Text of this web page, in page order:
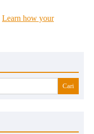
Learn how your
Cari